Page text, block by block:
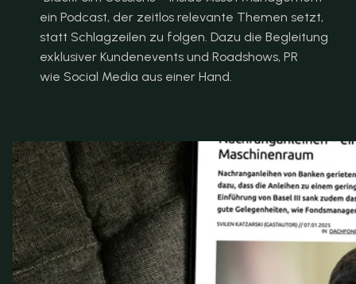
ein Podcast, der zeitlos relevante Themen setzt,
statt Schlagzeilen zu folgen. Dazu die Begleitung
exklusiver Kundenevents und Roadshows, PR
wie Social Media aus einer Hand.